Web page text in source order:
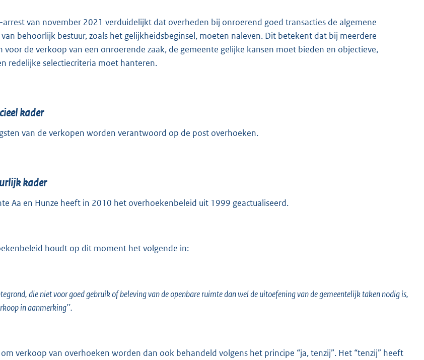
van november 2021 verduidelijkt dat overheden bij onroerend goed transacties de algemene
behoorlijk bestuur, zoals het gelijkheidsbeginsel, moeten naleven. Dit betekent dat bij meerdere
voor de verkoop van een onroerende zaak, de gemeente gelijke kansen moet bieden en objectieve,
redelijke selectiecriteria moet hanteren.
kader
van de verkopen worden verantwoord op de post overhoeken.
kader
Aa en Hunze heeft in 2010 het overhoekenbeleid uit 1999 geactualiseerd.
houdt op dit moment het volgende in:
die niet voor goed gebruik of beleving van de openbare ruimte dan wel de uitoefening van de gemeentelijk taken nodig is,
in aanmerking’’.
verkoop van overhoeken worden dan ook behandeld volgens het principe “ja, tenzij”. Het “tenzij” heeft